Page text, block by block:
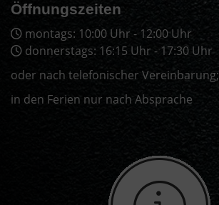
Öffnungszeiten
montags: 10:00 Uhr - 12:00 Uhr
donnerstags: 16:15 Uhr - 17:30 Uhr
oder nach telefonischer Vereinbarung;
in den Ferien nur nach Absprache